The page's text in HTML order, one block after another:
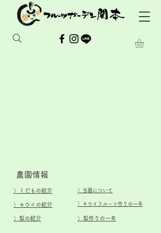
​農園情報
​〉 くだもの紹介
​〉キウイの紹介
​〉梨の紹介
​〉当園について
​〉キウイフルーツ作りの一年
​〉梨作りの一年